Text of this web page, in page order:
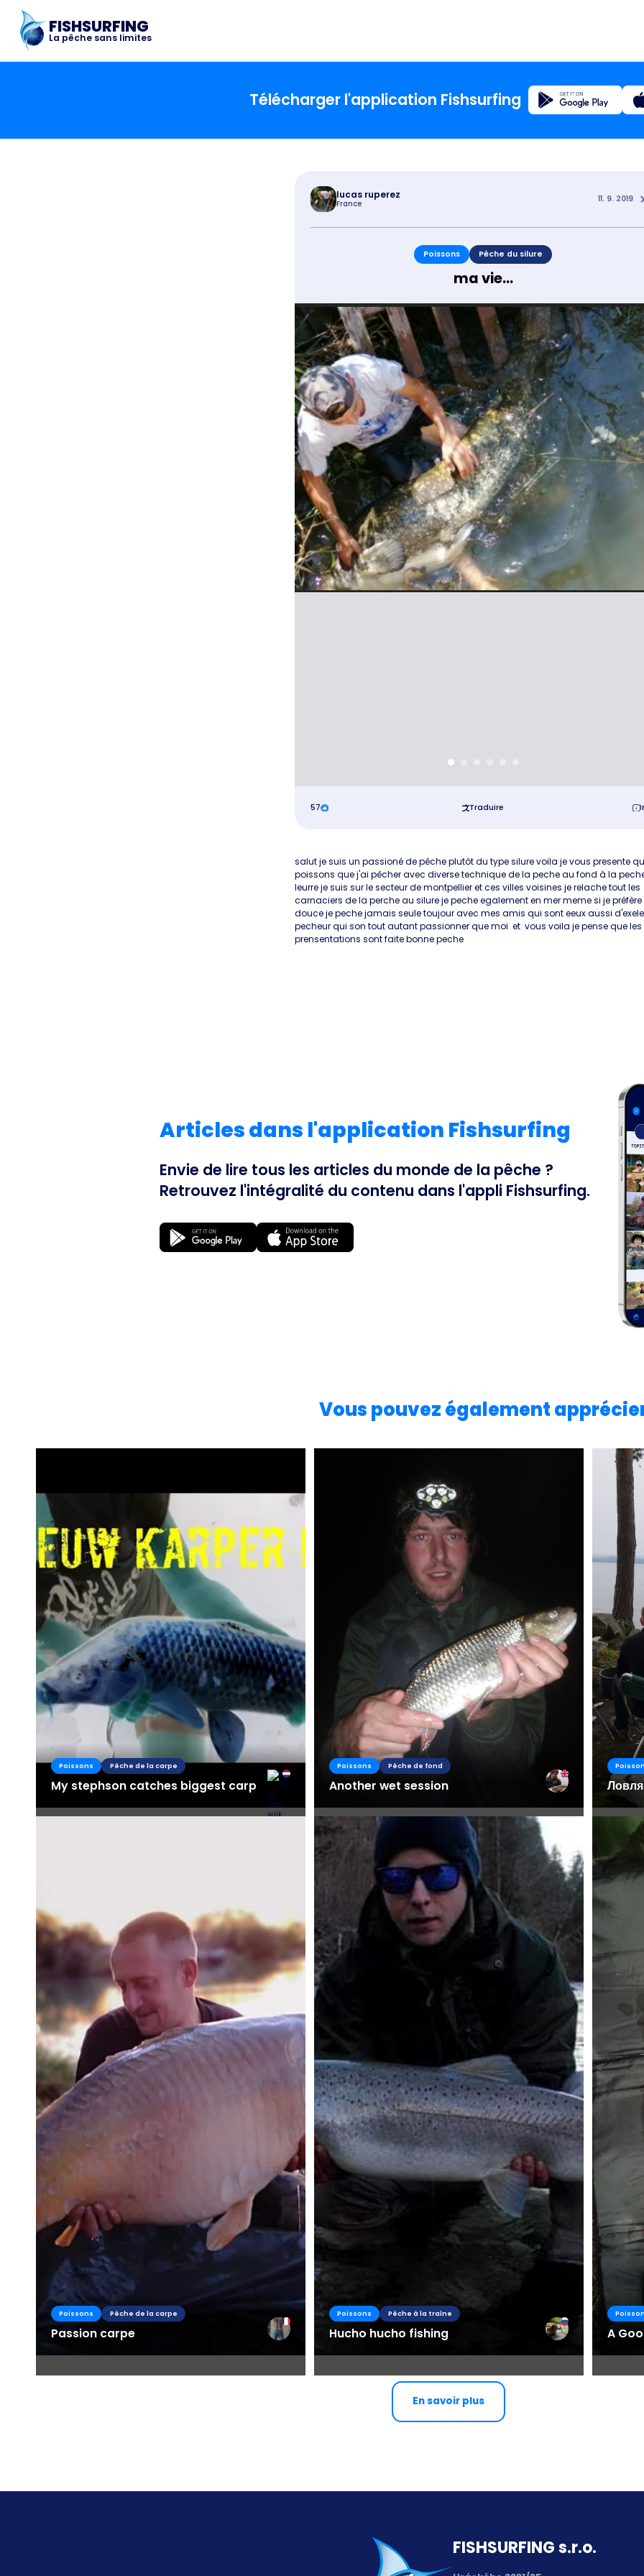
FISHSURFING
La pêche sans limites
Accueil
À
Télécharger l'application Fishsurfing
lucas ruperez
France 11. 9. 2019
Poissons Pêche du silure
ma vie...
57 Traduire
salut je suis un passioné de pêche plutôt du type silure voila je vous presente
poissons que j'ai pêcher avec diverse technique de la peche au fond à la
leurre je suis sur le secteur de montpellier et ces villes voisines je relache tout les
carnaciers de la perche au silure je peche egalement en mer meme si je préfère
douce je peche jamais seule toujour avec mes amis qui sont eeux aussi
pecheur qui son tout autant passionner que moi et vous voila je pense que les
prensentations sont faite bonne peche
Articles dans l'application Fishsurfing
Envie de lire tous les articles du monde de la pêche ?
Retrouvez l'intégralité du contenu dans l'appli Fishsurfing.
Vous pouvez également
Poissons Pêche de la carpe
My stephson catches biggest carp
Poissons Pêche de fond
Another wet session
Poissons Pêche de la carpe
Passion carpe
Poissons Pêche à la traîne
Hucho hucho fishing A
En savoir plus
FISH­SURFING s.r.o.